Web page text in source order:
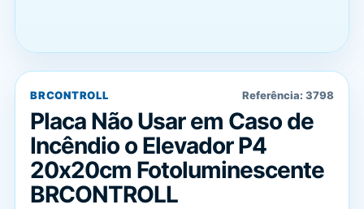
BRCONTROLL Referência: 3798
Placa Não Usar em Caso de
Incêndio o Elevador P4
20x20cm Fotoluminescente
BRCONTROLL